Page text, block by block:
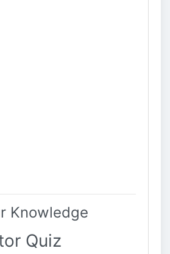
Knowledge
Quiz